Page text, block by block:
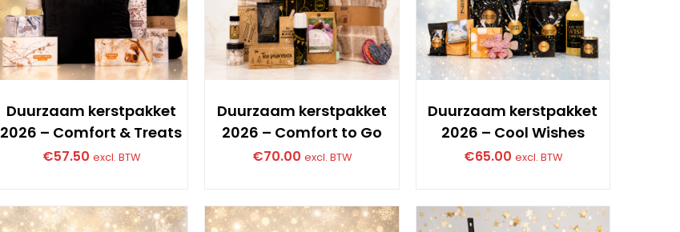
Duurzaam kerstpakket
2026 – Comfort & Treats
€57.50 excl. BTW
Duurzaam kerstpakket
2026 – Comfort to Go
€70.00 excl. BTW
Duurzaam kerstpakket
2026 – Cool Wishes
€65.00 excl. BTW